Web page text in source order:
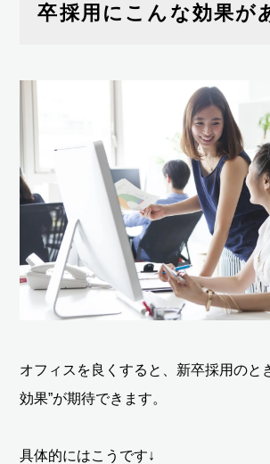
卒採用にこんな効果が
オフィスを良くすると、新卒採用のと
効果”が期待できます。
具体的にはこうです↓